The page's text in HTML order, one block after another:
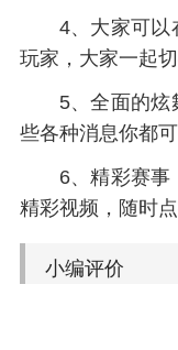
4、大家可以
玩家，大家一起
5、全面的炫
些各种消息你都
6、精彩赛事
精彩视频，随时
小编评价